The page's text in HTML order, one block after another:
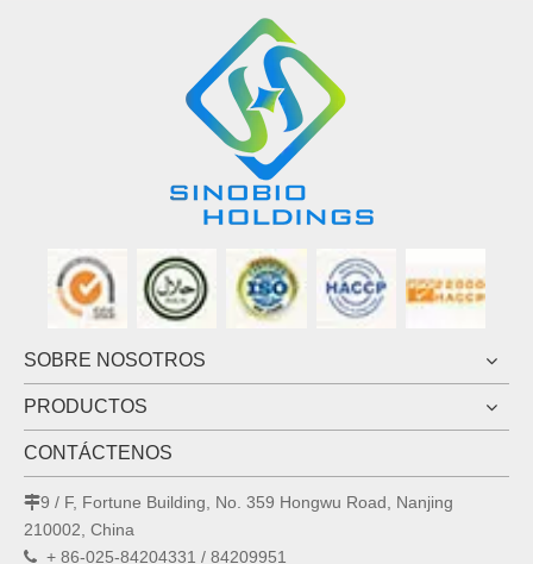
SOBRE NOSOTROS
PRODUCTOS
CONTÁCTENOS
9 / F, Fortune Building, No. 359 Hongwu Road, Nanjing
210002, China
 + 86-025-84204331 / 84209951